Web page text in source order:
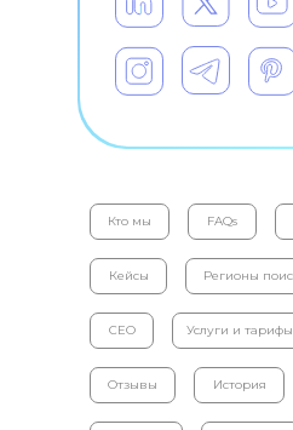
Кто мы
История
FAQs
Кейсы Регионы
CEO Услуги и тарифы
Отзывы